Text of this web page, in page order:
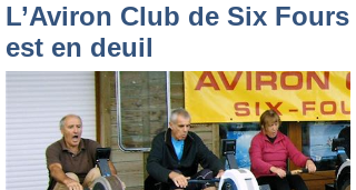
L’Aviron Club de Six Fours
est en deuil